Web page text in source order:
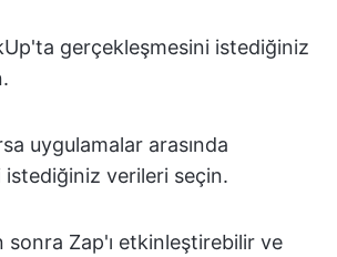
gerçekleşmesini istediğiniz
uygulamalar arasında
verileri seçin.
sonra Zap'ı etkinleştirebilir ve